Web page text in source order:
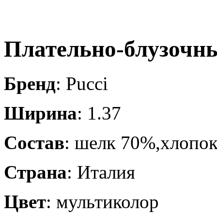
Плательно-
Бренд: Pucci
Ширина: 1.37
Состав: шелк
Страна: Италия
Цвет: мультиколор